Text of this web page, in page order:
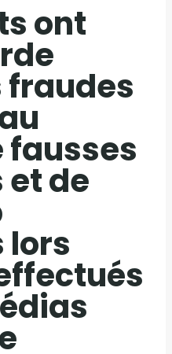
ont
fraudes
fausses
de
lors